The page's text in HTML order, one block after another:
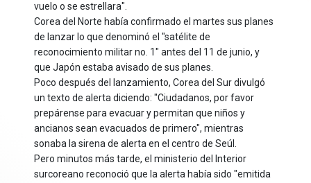
vuelo o se estrellara".
Corea del Norte había confirmado el martes sus planes
de lanzar lo que denominó el "satélite de
reconocimiento militar no. 1" antes del 11 de junio, y
que Japón estaba avisado de sus planes.
Poco después del lanzamiento, Corea del Sur divulgó
un texto de alerta diciendo: "Ciudadanos, por favor
prepárense para evacuar y permitan que niños y
ancianos sean evacuados de primero", mientras
sonaba la sirena de alerta en el centro de Seúl.
Pero minutos más tarde, el ministerio del Interior
surcoreano reconoció que la alerta había sido "emitida